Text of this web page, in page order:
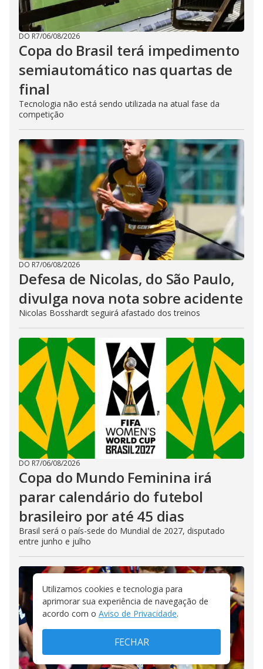
DO R7/06/08/2026
Copa do Brasil terá impedimento
semiautomático nas quartas de
final
Tecnologia não está sendo utilizada na atual fase da
competição
DO R7/06/08/2026
Defesa de Nicolas, do São Paulo,
divulga nova nota sobre acidente
Nicolas Bosshardt seguirá afastado dos treinos
DO R7/06/08/2026
Copa do Mundo Feminina irá
parar calendário do futebol
brasileiro por até 45 dias
Brasil será o país-sede do Mundial de 2027, disputado
entre junho e julho
Utilizamos cookies e tecnologia para
aprimorar sua experiência de navegação de
acordo com o Aviso de Privacidade.
FECHAR